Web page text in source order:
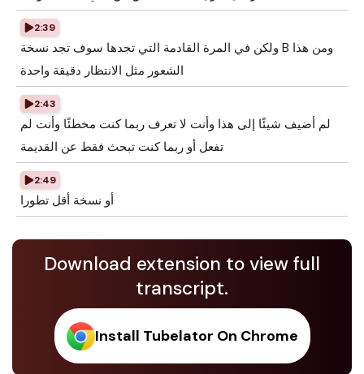
2:39
ولكن في المرة القادمة التي تجدها سوف تجد نسخة B ومن هذا
الشعور مثل الانتظار دقيقة واحدة
2:43
لم أضيف شيئًا إلى هذا وأنت لا تعرف ربما كنت مخطئًا وأنت لم
تفعل أو ربما كنت تبحث فقط عن القديمة
2:49
أو نسخة أقل تطورا
Download extension to view full
transcript.
Install Tubelator On Chrome